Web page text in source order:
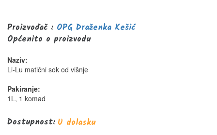
Proizvođač : OPG Draženka Kešić
Općenito o proizvodu
Naziv:
Li-Lu matični sok od višnje
Pakiranje:
1L, 1 komad
Dostupnost: U dolasku